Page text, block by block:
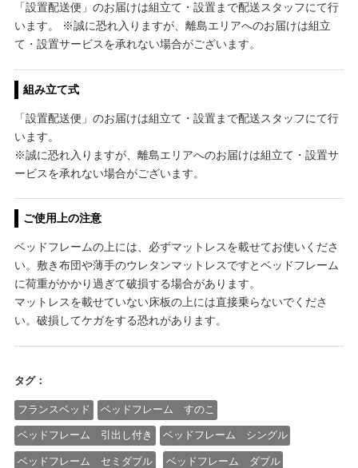
「設置配送便」のお届けは組立て・設置まで配送スタッフにて行
います。 ※誠に恐れ入りますが、離島エリアへのお届けは組立
て・設置サービスを承れない場合がございます。
組み立て式
「設置配送便」のお届けは組立て・設置まで配送スタッフにて行
います。
※誠に恐れ入りますが、離島エリアへのお届けは組立て・設置サ
ービスを承れない場合がございます。
ご使用上の注意
ベッドフレームの上には、必ずマットレスを載せてお使いくださ
い。敷き布団や薄手のウレタンマットレスですとベッドフレーム
に荷重がかかり過ぎて破損する場合があります。
マットレスを載せていない床板の上には直接乗らないでくださ
い。破損してケガをする恐れがあります。
タグ：
フランスベッド ベッドフレーム すのこ
ベッドフレーム 引出し付き ベッドフレーム シングル
ベッドフレーム セミダブル ベッドフレーム ダブル